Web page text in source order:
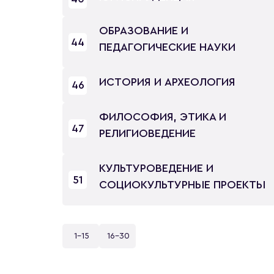
44
ОБРАЗОВАНИЕ И
ПЕДАГОГИЧЕСКИЕ НАУКИ
46 ИСТОРИЯ И АРХЕОЛОГИЯ
47
ФИЛОСОФИЯ, ЭТИКА И
РЕЛИГИОВЕДЕНИЕ
51
КУЛЬТУРОВЕДЕНИЕ И
СОЦИОКУЛЬТУРНЫЕ ПРОЕКТЫ
1-15 16-30